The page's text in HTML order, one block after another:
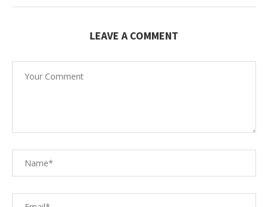
LEAVE A COMMENT